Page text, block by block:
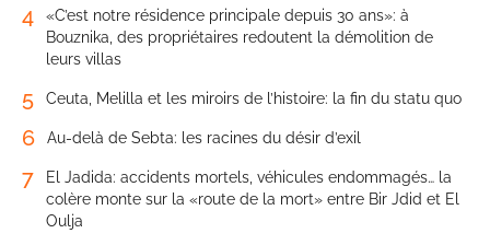
4
«C’est notre résidence principale depuis 30 ans»: à
Bouznika, des propriétaires redoutent la démolition de
leurs villas
5 Ceuta, Melilla et les miroirs de l’histoire: la fin du statu quo
6 Au-delà de Sebta: les racines du désir d’exil
7
El Jadida: accidents mortels, véhicules endommagés… la
colère monte sur la «route de la mort» entre Bir Jdid et El
Oulja